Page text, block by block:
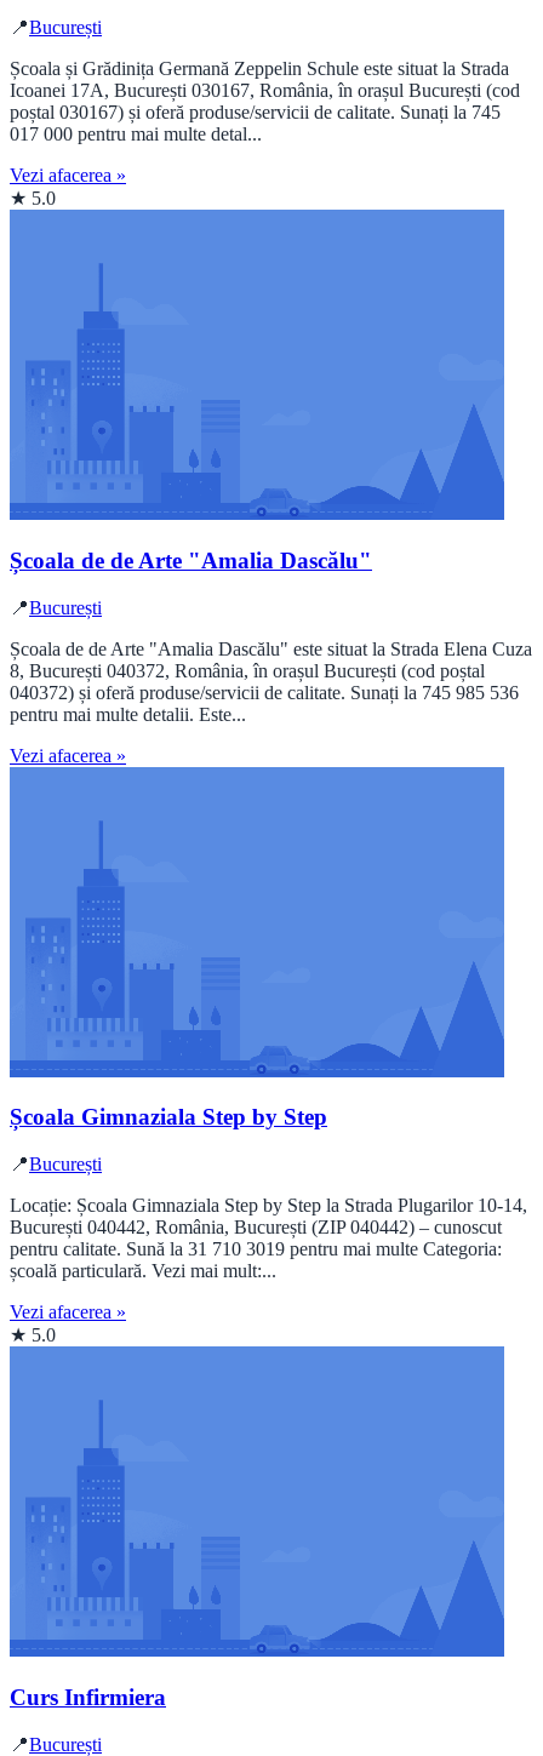
📍București
Școala și Grădinița Germană Zeppelin Schule este situat la Strada
Icoanei 17A, București 030167, România, în orașul București (cod
poștal 030167) și oferă produse/servicii de calitate. Sunați la 745
017 000 pentru mai multe detal...
Vezi afacerea »
★ 5.0
Școala de de Arte "Amalia Dascălu"
📍București
Școala de de Arte "Amalia Dascălu" este situat la Strada Elena Cuza
8, București 040372, România, în orașul București (cod poștal
040372) și oferă produse/servicii de calitate. Sunați la 745 985 536
pentru mai multe detalii. Este...
Vezi afacerea »
Școala Gimnaziala Step by Step
📍București
Locație: Școala Gimnaziala Step by Step la Strada Plugarilor 10-14,
București 040442, România, București (ZIP 040442) – cunoscut
pentru calitate. Sună la 31 710 3019 pentru mai multe Categoria:
școală particulară. Vezi mai mult:...
Vezi afacerea »
★ 5.0
Curs Infirmiera
📍București